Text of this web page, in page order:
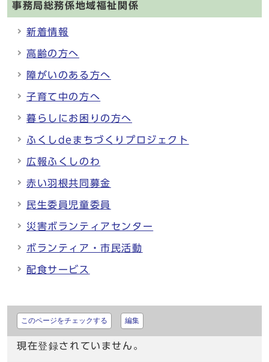
事務局総務係地域福祉関係
新着情報
高齢の方へ
障がいのある方へ
子育て中の方へ
暮らしにお困りの方へ
ふくしdeまちづくりプロジェクト
広報ふくしのわ
赤い羽根共同募金
民生委員児童委員
災害ボランティアセンター
ボランティア・市民活動
配食サービス
このページをチェックする 編集
現在登録されていません。